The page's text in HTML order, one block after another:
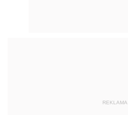
REKLAMA